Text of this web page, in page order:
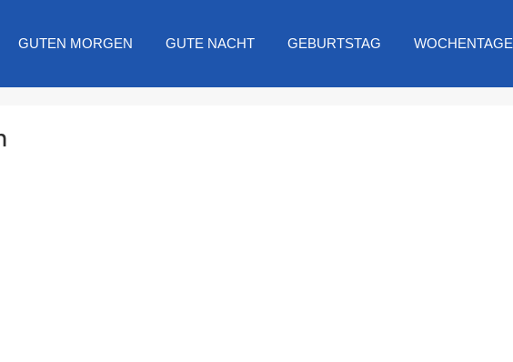
GUTEN MORGEN GUTE NACHT GEBURTSTAG WOCHENTAGE